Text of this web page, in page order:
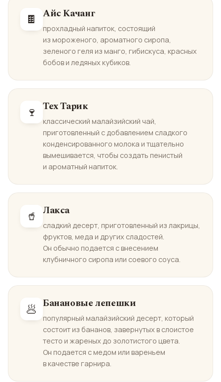
🍫 Айс Качанг
прохладный напиток, состоящий
из мороженого, ароматного сиропа,
зеленого геля из манго, гибискуса, красных
бобов и ледяных кубиков.
🍷 Тех Тарик
классический малайзийский чай,
приготовленный с добавлением сладкого
конденсированного молока и тщательно
вымешивается, чтобы создать пенистый
и ароматный напиток.
🥤 Лакса
сладкий десерт, приготовленный из лакрицы,
фруктов, меда и других сладостей.
Он обычно подается с внесением
клубничного сиропа или соевого соуса.
🥟 Банановые лепешки
популярный малайзийский десерт, который
состоит из бананов, завернутых в слоистое
тесто и жареных до золотистого цвета.
Он подается с медом или вареньем
в качестве гарнира.